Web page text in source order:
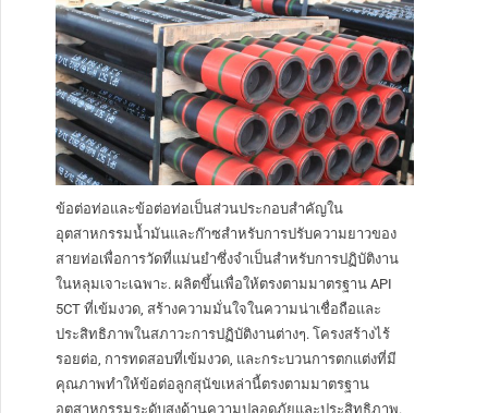
ข้อต่อท่อและข้อต่อท่อเป็นส่วนประกอบสำคัญใน
อุตสาหกรรมน้ำมันและก๊าซสำหรับการปรับความยาวของ
สายท่อเพื่อการวัดที่แม่นยำซึ่งจำเป็นสำหรับการปฏิบัติงาน
ในหลุมเจาะเฉพาะ. ผลิตขึ้นเพื่อให้ตรงตามมาตรฐาน API
5CT ที่เข้มงวด, สร้างความมั่นใจในความน่าเชื่อถือและ
ประสิทธิภาพในสภาวะการปฏิบัติงานต่างๆ. โครงสร้างไร้
รอยต่อ, การทดสอบที่เข้มงวด, และกระบวนการตกแต่งที่มี
คุณภาพทำให้ข้อต่อลูกสุนัขเหล่านี้ตรงตามมาตรฐาน
อุตสาหกรรมระดับสูงด้านความปลอดภัยและประสิทธิภาพ.